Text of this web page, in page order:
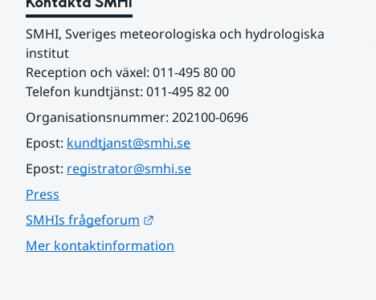
SMHI, Sveriges meteorologiska och hydrologiska
institut
Reception och växel: 011-495 80 00
Telefon kundtjänst: 011-495 82 00
Organisationsnummer: 202100-0696
Epost: kundtjanst@smhi.se
Epost: registrator@smhi.se
Press
SMHIs frågeforum
Mer kontaktinformation